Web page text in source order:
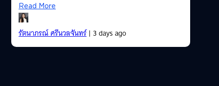
Read More
รัตนาภรณ์ ศรีนวลจันทร์| 3 days ago